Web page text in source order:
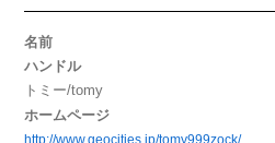
名前
ハンドル
トミー/tomy
ホームページ
http://www.geocities.jp/tomy999zock/